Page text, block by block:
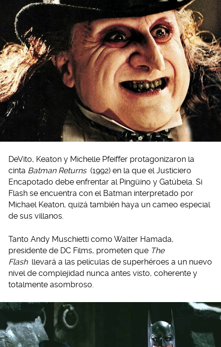
DeVito, Keaton y Michelle Pfeiffer protagonizaron la
cinta Batman Returns (1992) en la que el Justiciero
Encapotado debe enfrentar al Pingüino y Gatúbela. Si
Flash se encuentra con el Batman interpretado por
Michael Keaton, quizá también haya un cameo especial
de sus villanos.
Tanto Andy Muschietti como Walter Hamada,
presidente de DC Films, prometen que The
Flash llevará a las películas de superhéroes a un nuevo
nivel de complejidad nunca antes visto, coherente y
totalmente asombroso.